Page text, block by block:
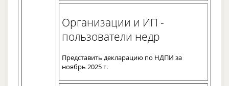
Организации и ИП -
пользователи недр
Представить декларацию по НДПИ за
ноябрь 2025 г.